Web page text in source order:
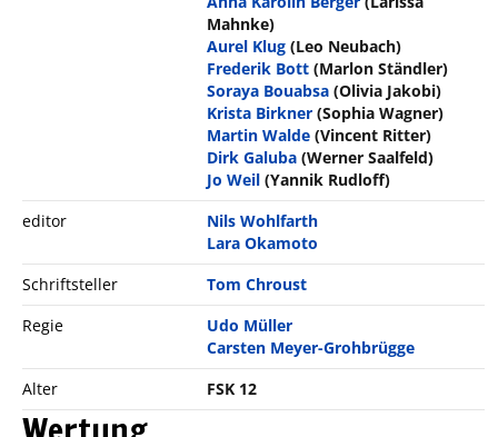
Mahnke)
Aurel Klug (Leo Neubach)
Frederik Bott (Marlon Ständler)
Soraya Bouabsa (Olivia Jakobi)
Krista Birkner (Sophia Wagner)
Martin Walde (Vincent Ritter)
Dirk Galuba (Werner Saalfeld)
Jo Weil (Yannik Rudloff)
editor
Nils Wohlfarth
Lara Okamoto
Schriftsteller
Tom Chroust
Regie
Udo Müller
Carsten Meyer-Grohbrügge
Alter
FSK 12